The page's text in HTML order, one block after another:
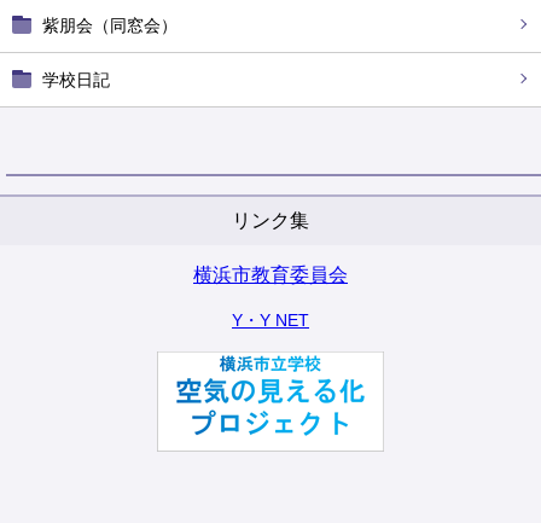
紫朋会（同窓会）
学校日記
リンク集
横浜市教育委員会
Y・Y NET